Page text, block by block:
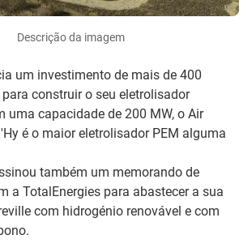
Descrição da imagem
um investimento de mais de 400
construir o seu eletrolisador
uma capacidade de 200 MW, o Air
é o maior eletrolisador PEM alguma
também um memorando de
a TotalEnergies para abastecer a sua
com hidrogénio renovável e com